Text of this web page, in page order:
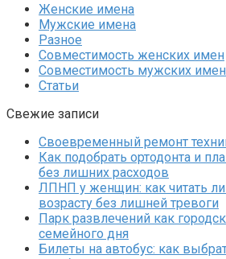
Женские имена
Мужские имена
Разное
Совместимость женских имен
Совместимость мужских имен
Статьи
Свежие записи
Своевременный ремонт
Как подобрать ортодонта и
без лишних расходов
ЛПНП у женщин: как читать
возрасту без лишней тревоги
Парк развлечений как
семейного дня
Билеты на автобус: как